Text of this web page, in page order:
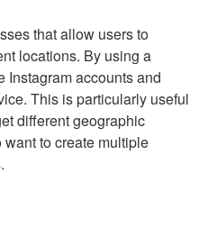
that allow users to
locations. By using a
Instagram accounts and
This is particularly useful
different geographic
to create multiple